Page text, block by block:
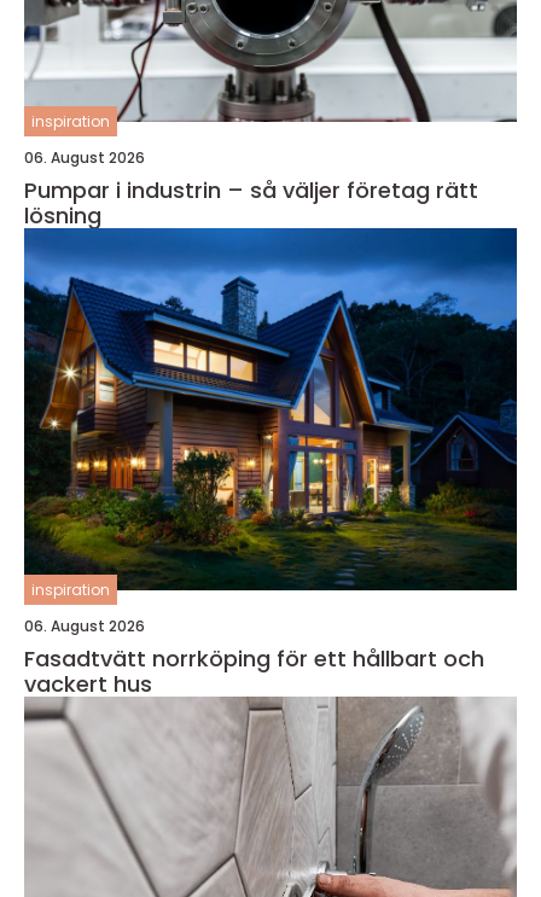
inspiration
06. August 2026
Pumpar i industrin – så väljer företag rätt
lösning
inspiration
06. August 2026
Fasadtvätt norrköping för ett hållbart och
vackert hus